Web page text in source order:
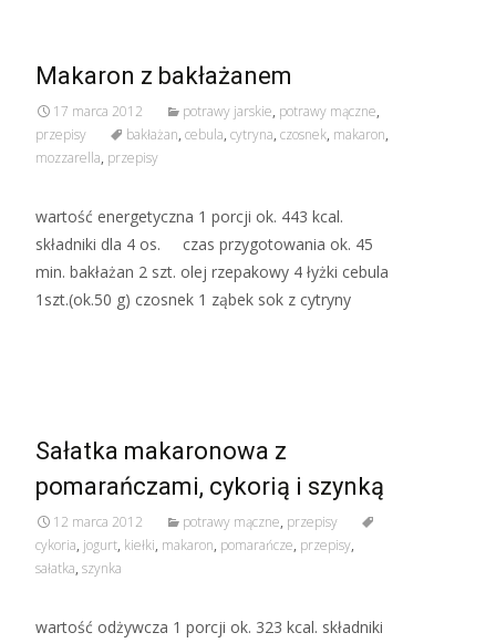
Makaron z bakłażanem
17 marca 2012 potrawy jarskie, potrawy mączne,
przepisy
bakłażan, cebula, cytryna, czosnek, makaron,
mozzarella, przepisy
wartość energetyczna 1 porcji ok. 443 kcal.
składniki dla 4 os. czas przygotowania ok. 45
min. bakłażan 2 szt. olej rzepakowy 4 łyżki cebula
1szt.(ok.50 g) czosnek 1 ząbek sok z cytryny
Sałatka makaronowa z
pomarańczami, cykorią i szynką
12 marca 2012 potrawy mączne, przepisy
cykoria, jogurt, kiełki, makaron, pomarańcze, przepisy,
sałatka, szynka
wartość odżywcza 1 porcji ok. 323 kcal. składniki